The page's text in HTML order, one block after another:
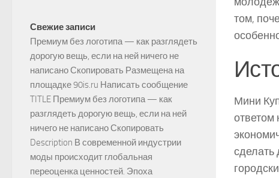
том,
Мини
сделать
Свежие записи
Премиум без логотипа — как разглядеть
дорогую вещь, если на ней ничего не
написано Скопировать Размещена на
площадке 90is.ru Написать сообщение
TITLE Премиум без логотипа — как
разглядеть дорогую вещь, если на ней
ничего не написано Скопировать
Description В современной индустрии
моды происходит глобальная
переоценка ценностей. Эпоха